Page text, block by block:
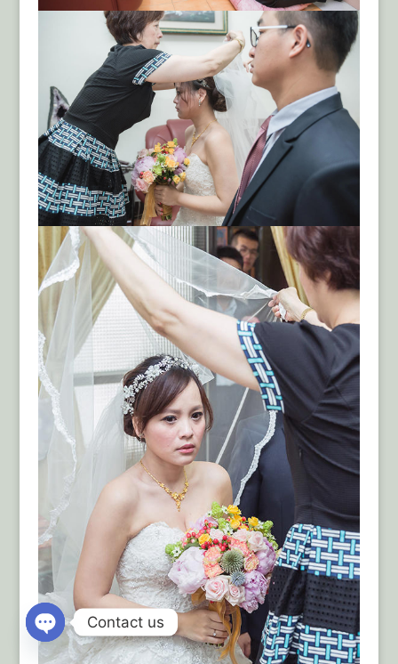
Contact us
Open